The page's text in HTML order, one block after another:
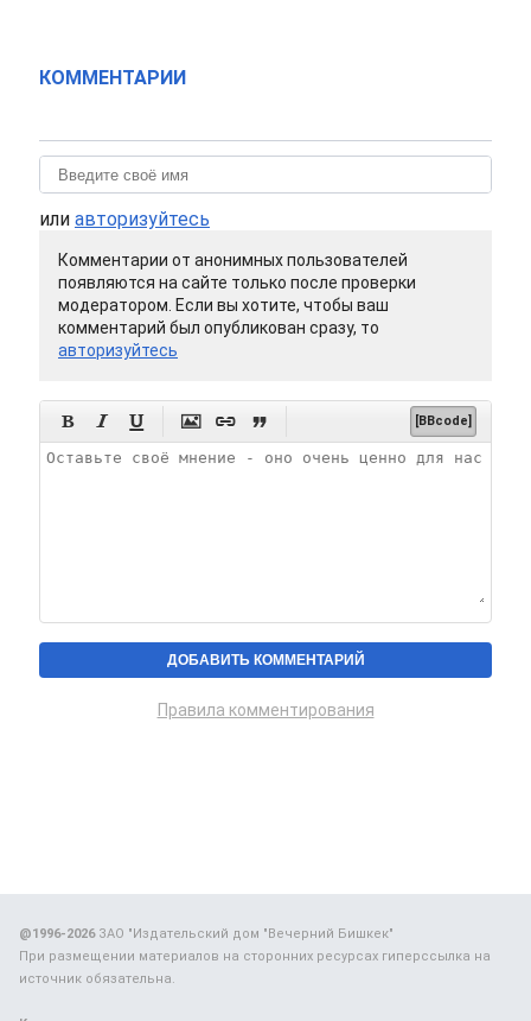
КОММЕНТАРИИ
или авторизуйтесь
Комментарии от анонимных пользователей
появляются на сайте только после проверки
модератором. Если вы хотите, чтобы ваш
комментарий был опубликован сразу, то
авторизуйтесь
      [BBcode]
Правила комментирования
@1996-2026ЗАО "Издательский дом "Вечерний Бишкек"
При размещении материалов на сторонних ресурсах гиперссылка на
источник обязательна.